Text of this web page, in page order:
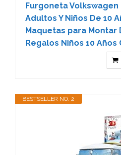
Furgoneta Volkswagen
Adultos Y Niños De 10
Maquetas para Montar
Regalos Niños 10 Años
BESTSELLER NO. 2